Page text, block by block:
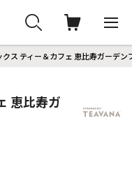
クス ティー＆カフェ 恵比寿ガーデン
恵比寿ガ